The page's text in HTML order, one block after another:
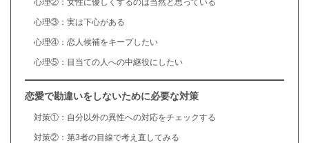
心理②：女性に優しくするのは当然と思っている
心理③：実は下心がある
心理④：恋人候補をキープしたい
心理⑤：目当ての人への中継役にしたい
恋愛で勘違いをしないために必要な対策
対策①：自分以外の異性への対応をチェックする
対策②：第3者の目線で考え直してみる